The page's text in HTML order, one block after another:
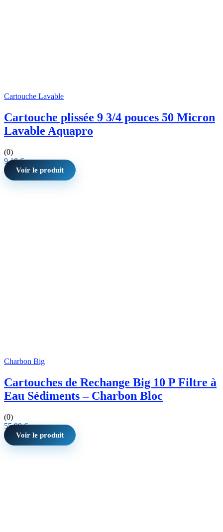
Cartouche Lavable
Cartouche plissée 9 3/4 pouces 50 Micron
Lavable Aquapro
(0)
9,18€
Voir le produit
Charbon Big
Cartouches de Rechange Big 10 P Filtre à
Eau Sédiments – Charbon Bloc
(0)
55,99€
Voir le produit